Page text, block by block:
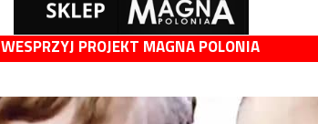
WESPRZYJ PROJEKT MAGNA POLONIA